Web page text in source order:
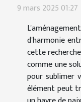
9 mars 2025 01:27
d'harmonie
cette
comme une
pour sublimer
élément peut